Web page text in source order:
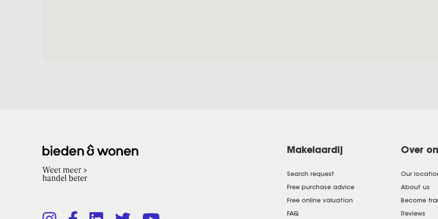
Biedronde 1: (bieden via online veiling op Bieden & Wonen)
Starttijd: 23 maart 13:00 uur
Eindtijd: 25 maart 15:00 uur
Kijkdag 3 (indien woning nog niet is gegund na eerste biedronde)
Makelaardij
Search request
Free purchase advice
Free online valuation
FAQ
Over
Our
About us
Become
Reviews